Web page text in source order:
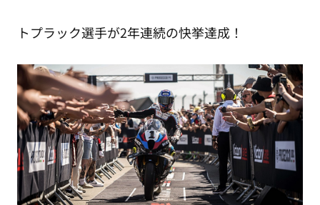
トプラック選手が2年連続の快挙達成！